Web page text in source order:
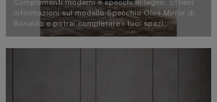
Complementi moderni e specchi in legno: ottieni
informazioni sul modello Specchio Olos Mirror di
Bonaldo e potrai completare i tuoi spazi.